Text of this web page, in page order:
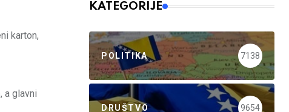
karton,
a glavni
KATEGORIJE
POLITIKA 7138
DRUŠTVO 9654